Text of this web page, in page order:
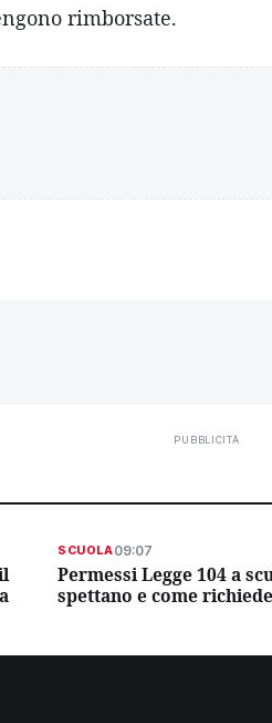
rimborsate.
PUBBLICITÀ
SCUOLA09:07
Permessi Legge 104 a
spettano e come